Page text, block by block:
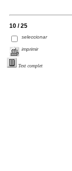
10 / 25
seleccionar
imprimir
Text complet